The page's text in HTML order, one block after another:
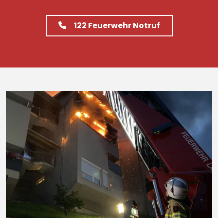
122 Feuerwehr Notruf